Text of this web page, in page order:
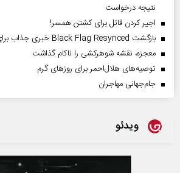
نتیجه درخواست
اجیر کردن قاتل برای کشتن همسر!
بازگشت Black Flag Resynced خبری جذاب برای دوستداران بازی
معجزه، نقشه شوهرکشی را ناکام گذاشت
توصیه‌های هلال‌احمر برای روز‌های گرم
جام‌جهانی مهاجران
ویدئو